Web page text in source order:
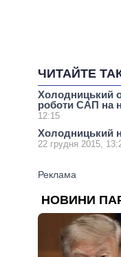
ЧИТАЙТЕ
Холодницький
роботи САП на
12:15
Холодницький
22 грудня 2015,